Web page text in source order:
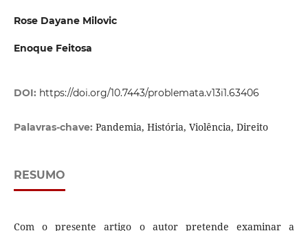
Rose Dayane Milovic
Enoque Feitosa
DOI: https://doi.org/10.7443/problemata.v13i1.63406
Palavras-chave: Pandemia, História, Violência, Direito
RESUMO
Com o presente artigo o autor pretende examinar a